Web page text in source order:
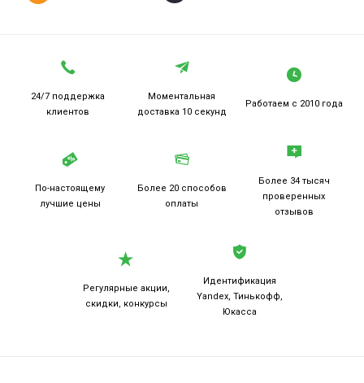
24/7 поддержка
клиентов
Моментальная
доставка 10 секунд
Работаем с 2010 года
По-настоящему
лучшие цены
Более 20 способов
оплаты
Более 34 тысяч
проверенных
отзывов
Регулярные акции,
скидки, конкурсы
Идентификация
Yandex, Тинькофф,
Юкасса